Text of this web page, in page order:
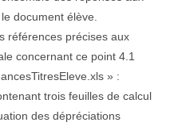
document élève.
références précises aux
concernant ce point 4.1
» :
trois feuilles de calcul
des dépréciations